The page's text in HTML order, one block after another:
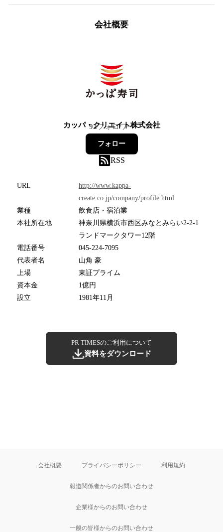
会社概要
カッパ・クリエイト株式会社
92フォロワー
フォロー
RSS
URL
http://www.kappa-
create.co.jp/company/profile.html
業種
飲食店・宿泊業
本社所在地
神奈川県横浜市西区みなとみらい2-2-1
ランドマークタワー12階
電話番号
045-224-7095
代表者名
山角 豪
上場
東証プライム
資本金
1億円
設立
1981年11月
PR TIMESのご利用について
資料をダウンロード
会社概要 プライバシーポリシー 利用規約
報道関係者からのお問い合わせ
企業様からのお問い合わせ
一般の皆様からのお問い合わせ